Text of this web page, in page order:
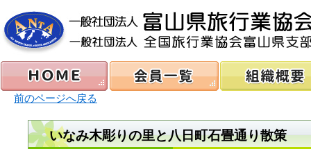
前のページへ戻る
いなみ木彫りの里と八日町石畳通り散策